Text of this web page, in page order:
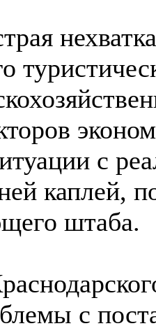
с
каплей,
штаба.
с